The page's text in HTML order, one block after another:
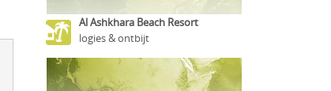
Al Ashkhara Beach Resort
logies & ontbijt